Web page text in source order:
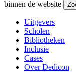
binnen de website
Uitgevers
Scholen
Bibliotheken
Inclusie
Cases
Over Dedicon